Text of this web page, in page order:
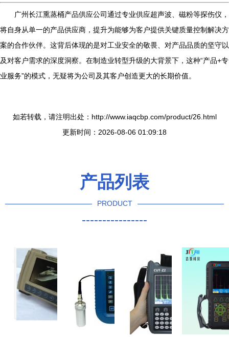
广州长江熏蒸桶产品供应公司通过专业供应超声波、磁粉等探伤仪，
将自身从单一的产品供应商，提升为能够为客户提供关键质量控制解决方
案的合作伙伴。这背后体现的是对工业安全的敬畏、对产品品质的坚守以
及对客户需求的深度洞察。在制造业转型升级的大背景下，这种“产品+专
业服务”的模式，无疑将为公司及其客户创造更大的长期价值。
如若转载，请注明出处：http://www.iaqcbp.com/product/26.html
更新时间：2026-08-06 01:09:18
产品列表
PRODUCT
----------------